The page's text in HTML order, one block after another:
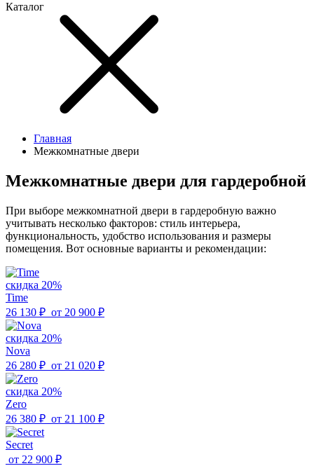
Каталог
Главная
Межкомнатные двери
Межкомнатные двери для гардеробной
При выборе межкомнатной двери в гардеробную важно
учитывать несколько факторов: стиль интерьера,
функциональность, удобство использования и размеры
помещения. Вот основные варианты и рекомендации:
скидка 20%
Time
26 130 ₽ от 20 900 ₽
скидка 20%
Nova
26 280 ₽ от 21 020 ₽
скидка 20%
Zero
26 380 ₽ от 21 100 ₽
Secret
от 22 900 ₽